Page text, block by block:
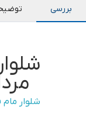
بررسی
شلوار مام